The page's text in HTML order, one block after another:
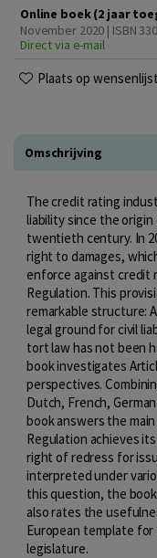
Online boek (2 jaar
November 2020 | ISBN
Direct via e-mail
Plaats op wensenlijst
Omschrijving
The credit rating
liability since the
twentieth century. In
right to damages,
enforce against credit
Regulation. This
remarkable structure:
legal ground for civil
tort law has not been
book investigates
perspectives.
Dutch, French,
book answers the
Regulation achieves
right of redress for
interpreted under
this question, the
also rates the
European template
legislature.